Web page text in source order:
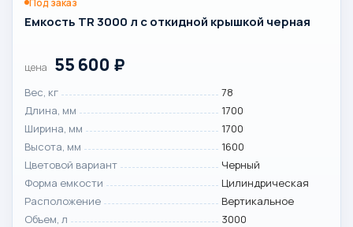
Емкость TR 3000 л с откидной крышкой черная
цена 55 600 ₽
Вес, кг
78
Длина, мм
1700
Ширина, мм
1700
Высота, мм
1600
Цветовой вариант
Черный
Форма емкости
Цилиндрическая
Расположение
Вертикальное
Объем, л
3000